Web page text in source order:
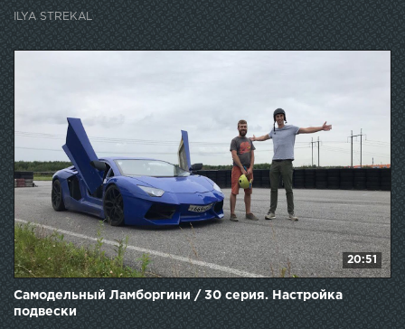
ILYA STREKAL
20:51
Самодельный Ламборгини / 30 серия. Настройка
подвески